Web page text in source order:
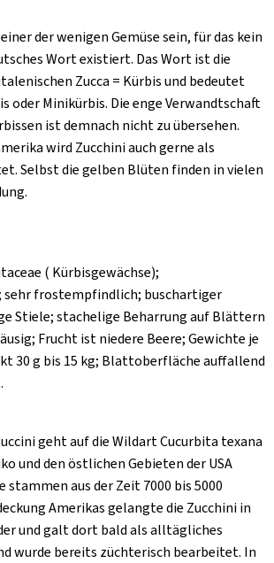
der wenigen Gemüse sein, für das kein
Wort existiert. Das Wort ist die
Zucca = Kürbis und bedeutet
oder Minikürbis. Die enge Verwandtschaft
ist demnach nicht zu übersehen.
wird Zucchini auch gerne als
Selbst die gelben Blüten finden in vielen
( Kürbisgewächse);
sehr frostempfindlich; buschartiger
Stiele; stachelige Beharrung auf Blättern
Frucht ist niedere Beere; Gewichte je
30 g bis 15 kg; Blattoberfläche auffallend
geht auf die Wildart Cucurbita texana
und den östlichen Gebieten der USA
stammen aus der Zeit 7000 bis 5000
Amerikas gelangte die Zucchini in
und galt dort bald als alltägliches
wurde bereits züchterisch bearbeitet. In